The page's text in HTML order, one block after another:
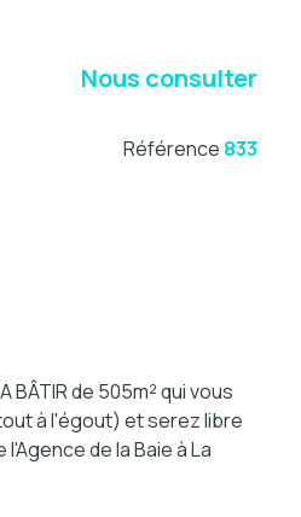
Nous consulter
Référence 833
BÂTIR de 505m² qui vous
à l'égout) et serez libre
de la Baie à La